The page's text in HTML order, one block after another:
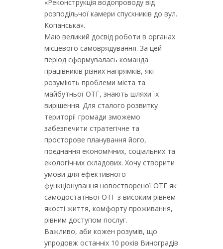
«Реконструкція водопроводу від
розподільчої камери спускників до вул.
Копанська».
Маю великий досвід роботи в органах
місцевого самоврядування. За цей
період сформувалась команда
працівників різних напрямків, які
розуміють проблеми міста та
майбутньої ОТГ, знають шляхи їх
вирішення. Для сталого розвитку
території громади зможемо
забезпечити стратегічне та
просторове планування його,
поєднання економічних, соціальних та
екологічних складових. Хочу створити
умови для ефективного
функціонування новоствореної ОТГ як
самодостатньої ОТГ з високим рівнем
якості життя, комфорту проживання,
рівним доступом послуг.
Важливо, аби кожен розумів, що
упродовж останніх 10 років Виноградів